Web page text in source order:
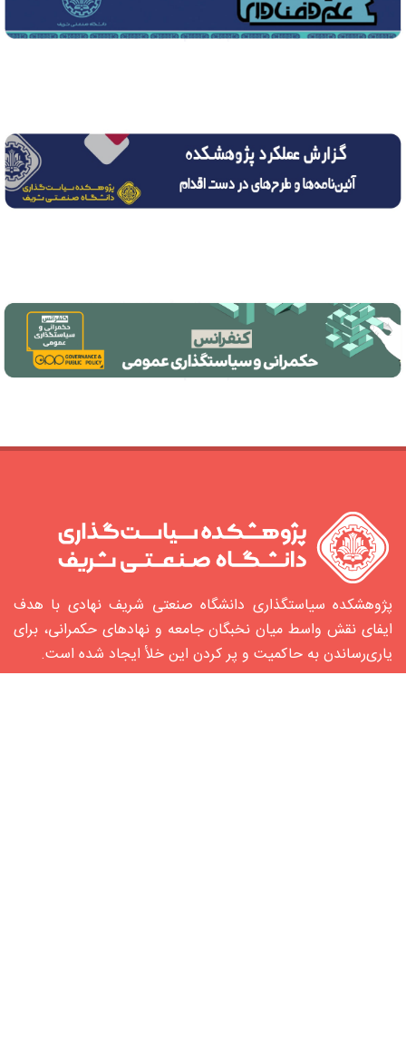
پژوهشکده سیاستگذاری دانشگاه صنعتی شریف نهادی با هدف
ایفای نقش واسط میان نخبگان جامعه و نهادهای حکمرانی، برای
یاری‌رساندن به حاکمیت و پر کردن این خلأ ایجاد شده‌ است.